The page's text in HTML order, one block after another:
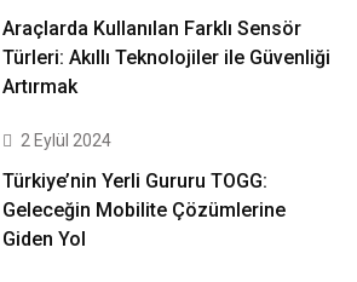
Araçlarda Kullanılan Farklı Sensör
Türleri: Akıllı Teknolojiler ile Güvenliği
Artırmak
2 Eylül 2024
Türkiye’nin Yerli Gururu TOGG:
Geleceğin Mobilite Çözümlerine
Giden Yol